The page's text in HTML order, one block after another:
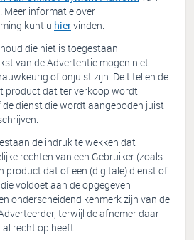
Meer informatie over
kunt u hiervinden.
die niet is toegestaan:
van de Advertentie mogen niet
of onjuist zijn. De titel en de
product dat ter verkoop wordt
dienst die wordt aangeboden juist
de indruk te wekken dat
rechten van een Gebruiker (zoals
product dat of een (digitale) dienst of
voldoet aan de opgegeven
onderscheidend kenmerk zijn van de
terwijl de afnemer daar
recht op heeft.